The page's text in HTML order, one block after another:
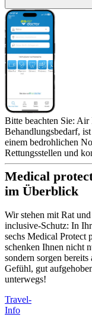
Bitte beachten Sie: Air
Behandlungsbedarf,
einem bedrohlichen
Rettungsstellen und
Medical
im Überblick
Wir stehen mit Rat
inclusive-Schutz: In
sechs Medical Protect
schenken Ihnen nicht
sondern sorgen
Gefühl, gut
unterwegs!
Travel-
Info